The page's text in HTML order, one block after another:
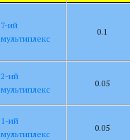
7-ий
мультиплекс
0.1
2-ий
мультиплекс
0.05
1-ий
мультиплекс
0.05